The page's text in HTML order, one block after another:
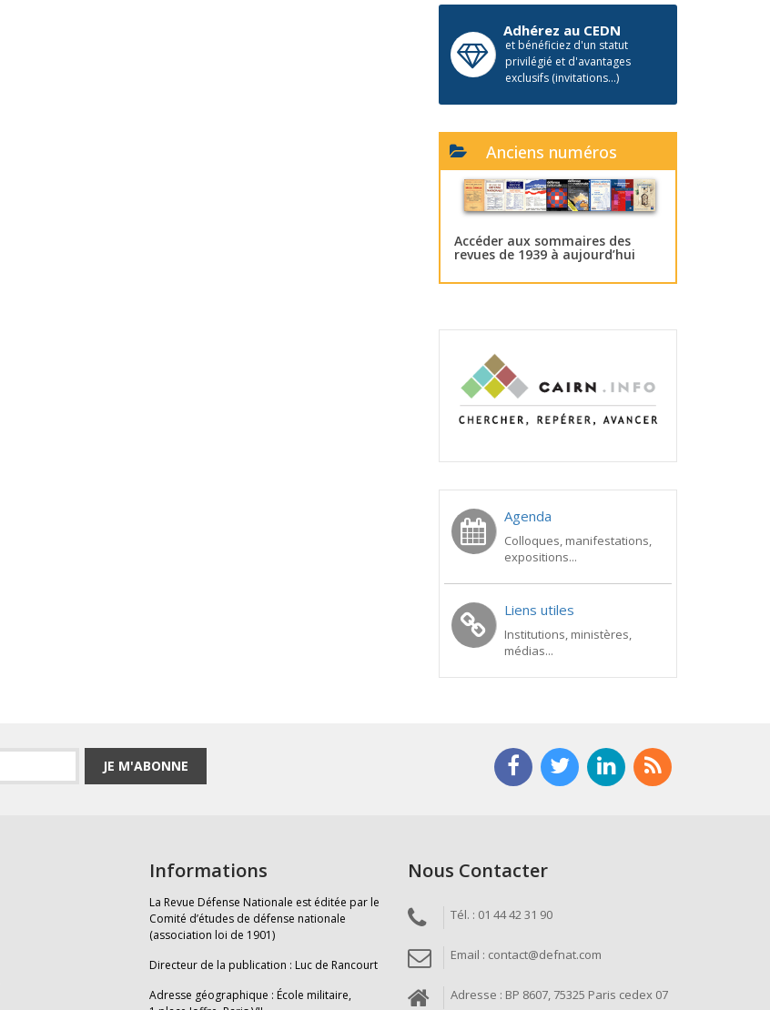
Adhérez au CEDN
et bénéficiez d'un statut
privilégié et d'avantages
exclusifs (invitations...)
Anciens numéros
Accéder aux sommaires des
revues de 1939 à aujourd’hui
Agenda
Colloques, manifestations,
expositions...
Liens utiles
Institutions, ministères,
médias...
JE M'ABONNE
Informations
La Revue Défense Nationale est éditée par le
Comité d’études de défense nationale
(association loi de 1901)
Directeur de la publication : Luc de Rancourt
Adresse géographique : École militaire,
Nous Contacter
Tél. : 01 44 42 31 90
Email : contact@defnat.com
Adresse : BP 8607, 75325 Paris cedex 07